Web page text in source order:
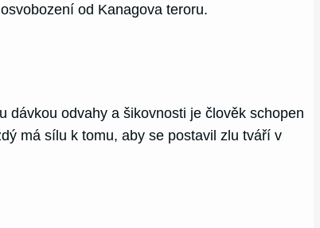
od Kanagova teroru.
dávkou odvahy a šikovnosti je člověk schopen
má sílu k tomu, aby se postavil zlu tváří v